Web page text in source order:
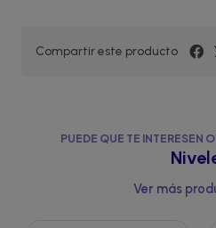
Compartir este producto
PUEDE QUE TE INTERESEN
Ver más